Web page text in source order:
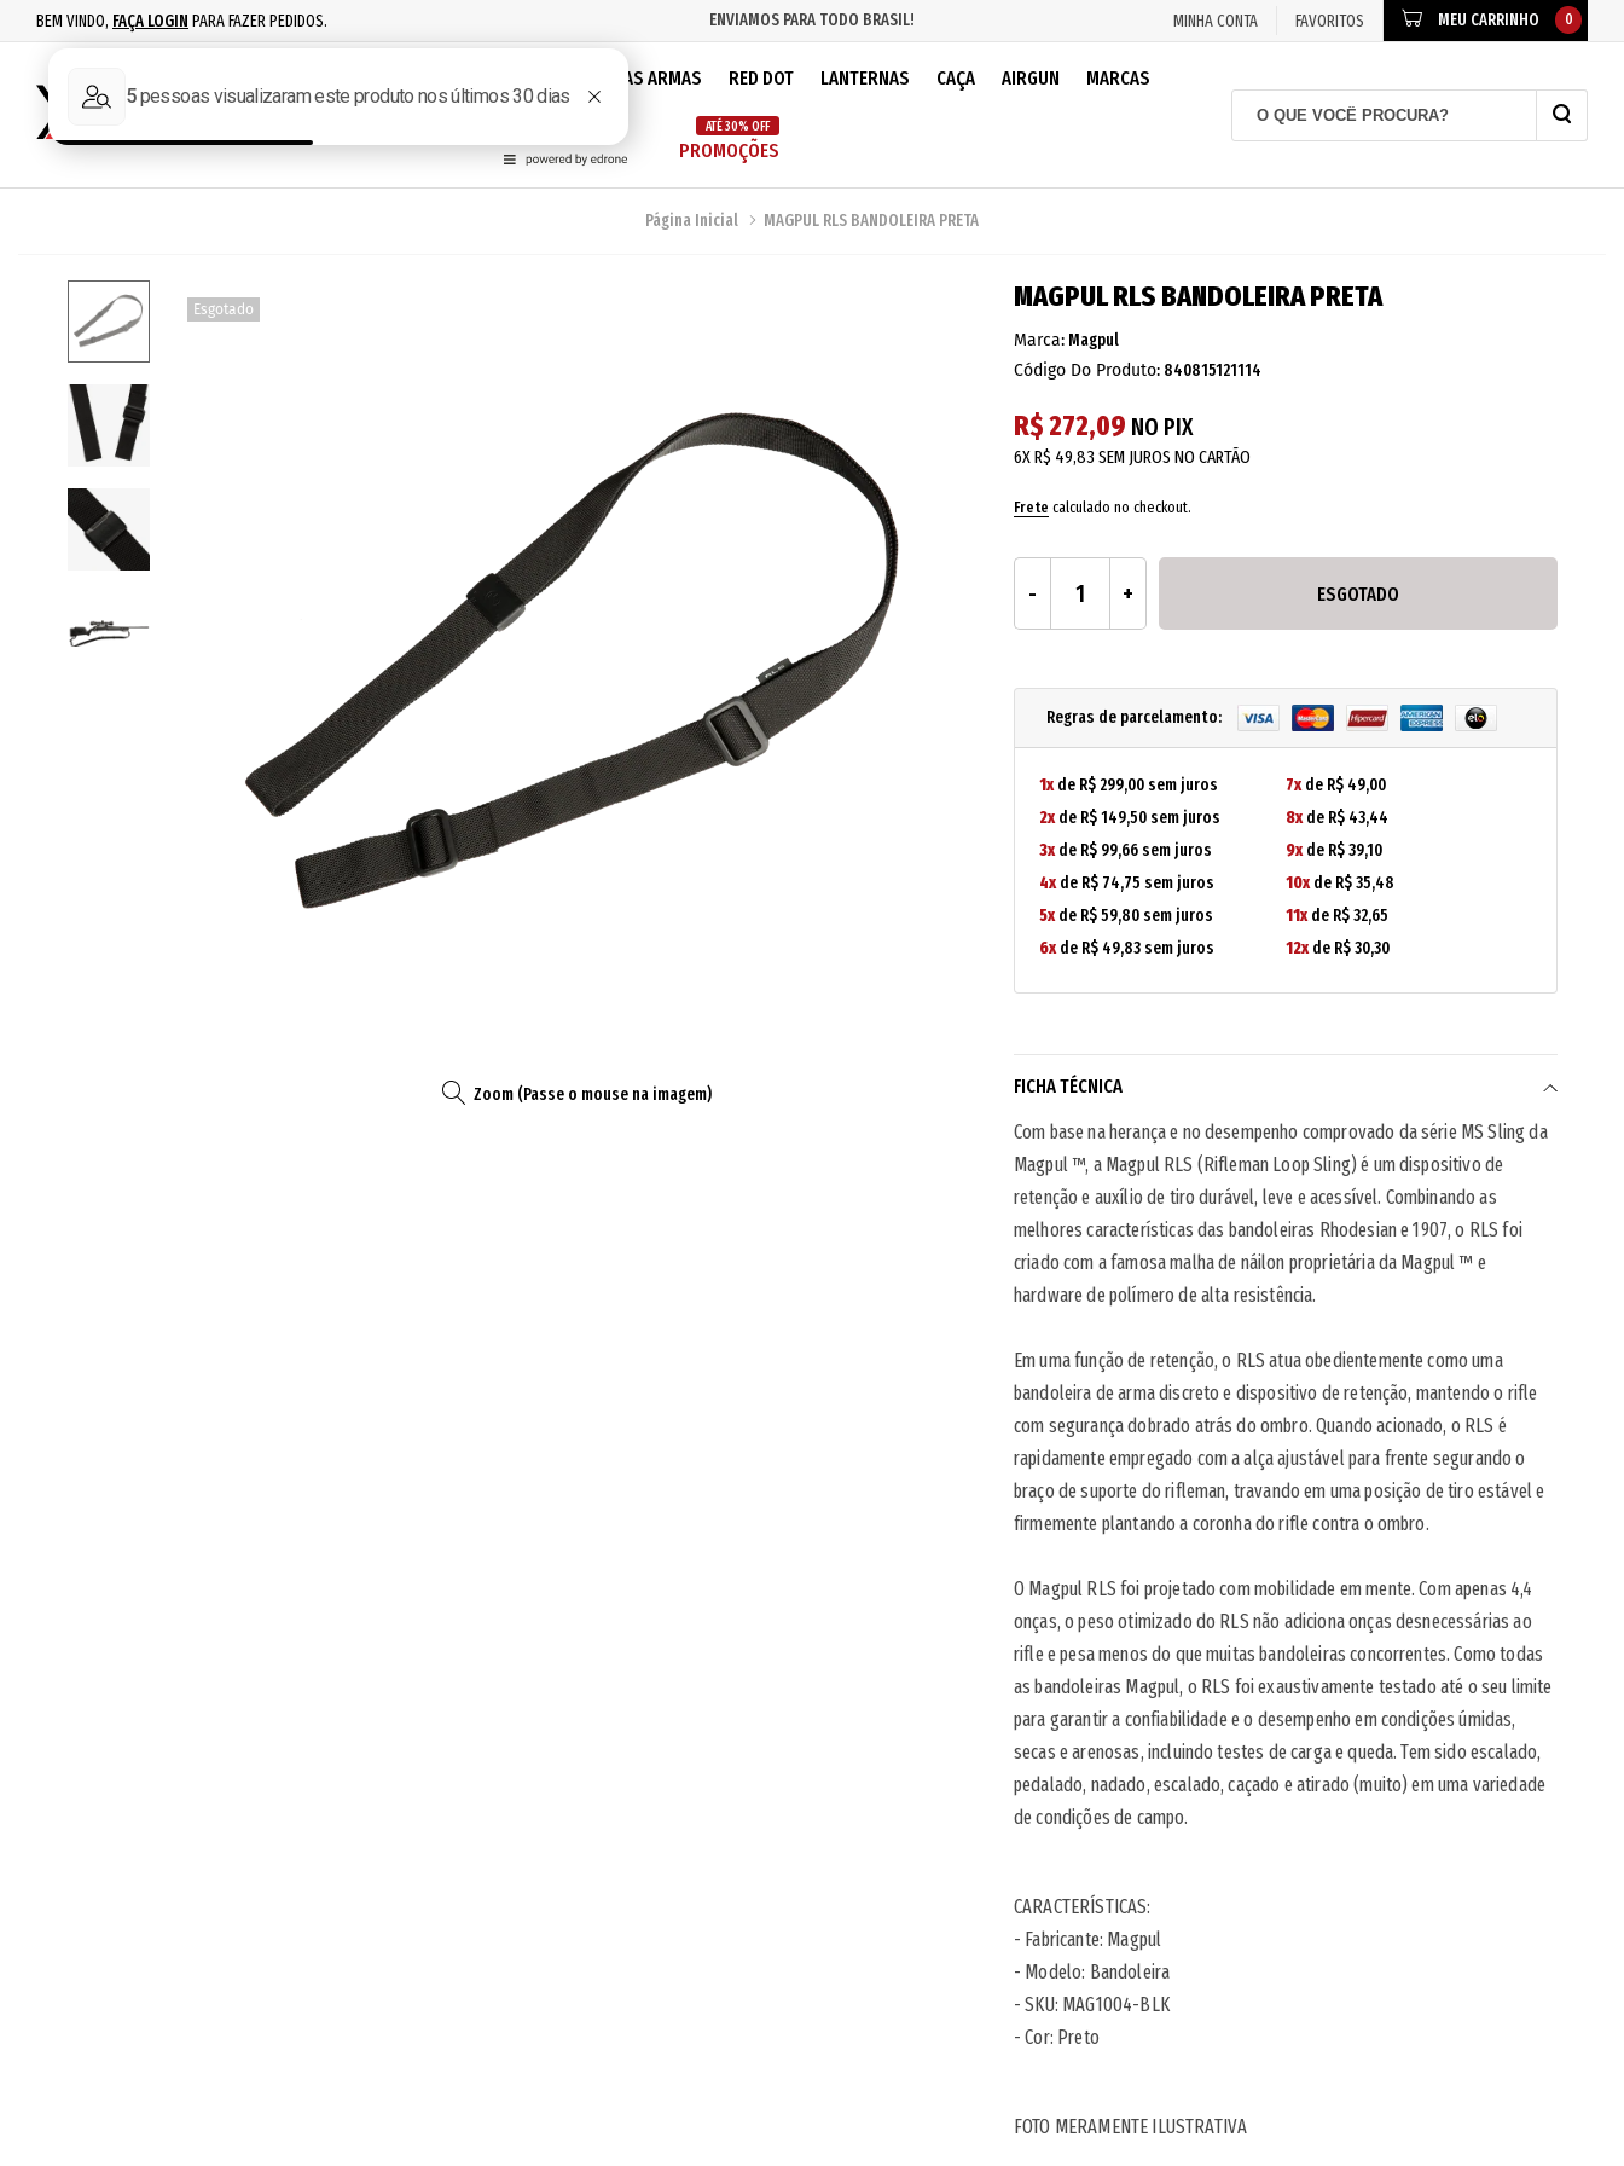
BEM VINDO, FAÇA LOGIN PARA FAZER PEDIDOS. ENVIAMOS PARA TODO BRASIL! MINHA CONTA FAVORITOS MEU CARRINHO 0
PEÇAS ARMAS RED DOT LANTERNAS CAÇA AIRGUN MARCAS
PROMOÇÕES
ATÉ 30% OFF
Página Inicial MAGPUL RLS BANDOLEIRA PRETA
Esgotado
Zoom (Passe o mouse na imagem)
MAGPUL RLS BANDOLEIRA PRETA
Marca: Magpul
Código Do Produto: 840815121114
R$ 272,09 NO PIX
6XR$ 49,83 SEM JUROS NO CARTÃO
Frete calculado no checkout.
ESGOTADO
Regras de parcelamento:
1xde R$ 299,00 sem juros
2xde R$ 149,50 sem juros
3xde R$ 99,66 sem juros
4xde R$ 74,75 sem juros
5xde R$ 59,80 sem juros
6xde R$ 49,83 sem juros
7xde R$ 49,00
8xde R$ 43,44
9xde R$ 39,10
10xde R$ 35,48
11xde R$ 32,65
12xde R$ 30,30
FICHA TÉCNICA
Com base na herança e no desempenho comprovado da série MS Sling da
Magpul ™, a Magpul RLS (Rifleman Loop Sling) é um dispositivo de
retenção e auxílio de tiro durável, leve e acessível. Combinando as
melhores características das bandoleiras Rhodesian e 1907, o RLS foi
criado com a famosa malha de náilon proprietária da Magpul ™ e
hardware de polímero de alta resistência.
Em uma função de retenção, o RLS atua obedientemente como uma
bandoleira de arma discreto e dispositivo de retenção, mantendo o rifle
com segurança dobrado atrás do ombro. Quando acionado, o RLS é
rapidamente empregado com a alça ajustável para frente segurando o
braço de suporte do rifleman, travando em uma posição de tiro estável e
firmemente plantando a coronha do rifle contra o ombro.
O Magpul RLS foi projetado com mobilidade em mente. Com apenas 4,4
onças, o peso otimizado do RLS não adiciona onças desnecessárias ao
rifle e pesa menos do que muitas bandoleiras concorrentes. Como todas
as bandoleiras Magpul, o RLS foi exaustivamente testado até o seu limite
para garantir a confiabilidade e o desempenho em condições úmidas,
secas e arenosas, incluindo testes de carga e queda. Tem sido escalado,
pedalado, nadado, escalado, caçado e atirado (muito) em uma variedade
de condições de campo.
CARACTERÍSTICAS:
- Fabricante: Magpul
- Modelo: Bandoleira
- SKU: MAG1004-BLK
- Cor: Preto
FOTO MERAMENTE ILUSTRATIVA